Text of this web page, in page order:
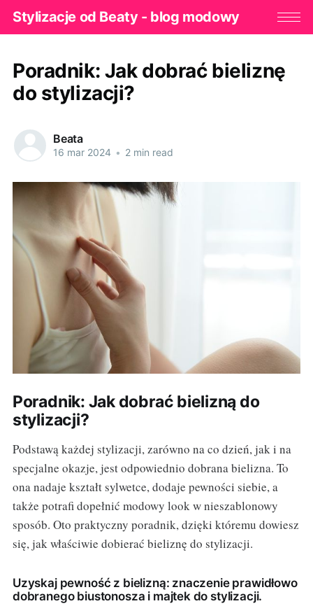
Stylizacje od Beaty - blog modowy
Poradnik: Jak dobrać bieliznę
do stylizacji?
Beata
16 mar 2024 • 2 min read
Poradnik: Jak dobrać bielizną do
stylizacji?
Podstawą każdej stylizacji, zarówno na co dzień, jak i na
specjalne okazje, jest odpowiednio dobrana bielizna. To
ona nadaje kształt sylwetce, dodaje pewności siebie, a
także potrafi dopełnić modowy look w nieszablonowy
sposób. Oto praktyczny poradnik, dzięki któremu dowiesz
się, jak właściwie dobierać bieliznę do stylizacji.
Uzyskaj pewność z bielizną: znaczenie prawidłowo
dobranego biustonosza i majtek do stylizacji.